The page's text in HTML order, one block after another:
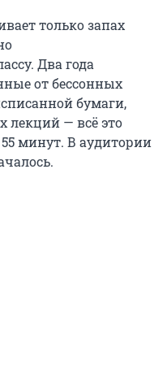
только запах
Два года
от бессонных
бумаги,
лекций — всё это
минут. В аудитории